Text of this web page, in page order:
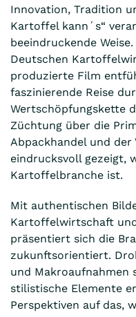
Innovation, Tradition
Kartoffel kann´s“
beeindruckende
Deutschen
produzierte Film
faszinierende Reise
Wertschöpfungskette
Züchtung über die
Abpackhandel und
eindrucksvoll gezeigt,
Kartoffelbranche ist.
Mit authentischen
Kartoffelwirtschaft
präsentiert sich die
zukunftsorientiert.
und Makroaufnahmen
stilistische Elemente
Perspektiven auf das,